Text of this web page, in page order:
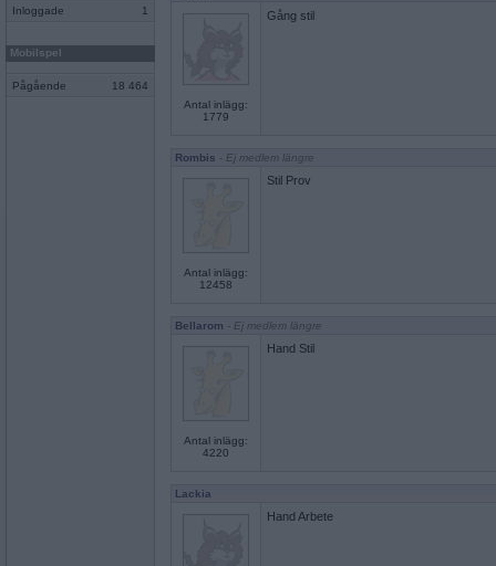
Inloggade 1
Mobilspel
Pågående 18 464
Antal inlägg:
1779
Gång stil
Rombis - Ej medlem längre
Antal inlägg:
12458
Stil Prov
Bellarom - Ej medlem längre
Antal inlägg:
4220
Hand Stil
Lackia
Hand Arbete